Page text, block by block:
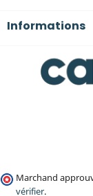
Informations
Marchand
vérifier.